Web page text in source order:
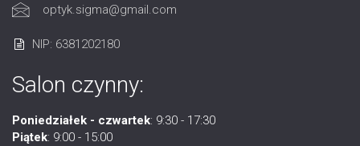
optyk.sigma@gmail.com
NIP: 6381202180
Salon czynny:
Poniedziałek - czwartek: 9:30 - 17:30
Piątek: 9:00 - 15:00